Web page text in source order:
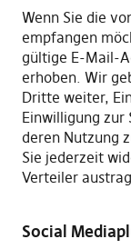
Wenn Sie die
empfangen
gültige E-Mail-
erhoben. Wir
Dritte weiter,
Einwilligung zur
deren Nutzung
Sie jederzeit
Verteiler
Social